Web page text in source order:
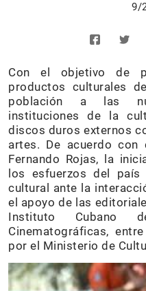
9/
Con el objetivo de
productos culturales
población a las
instituciones de la
discos duros externos
artes. De acuerdo con
Fernando Rojas, la
los esfuerzos del
cultural ante la
el apoyo de las
Instituto Cubano
Cinematográficas,
por el Ministerio de